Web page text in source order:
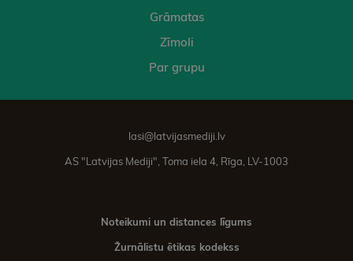
Grāmatas
Zīmoli
Par grupu
lasi@latvijasmediji.lv
AS "Latvijas Mediji", Toma iela 4, Rīga, LV-1003
Noteikumi un distances līgums
Žurnālistu ētikas kodekss